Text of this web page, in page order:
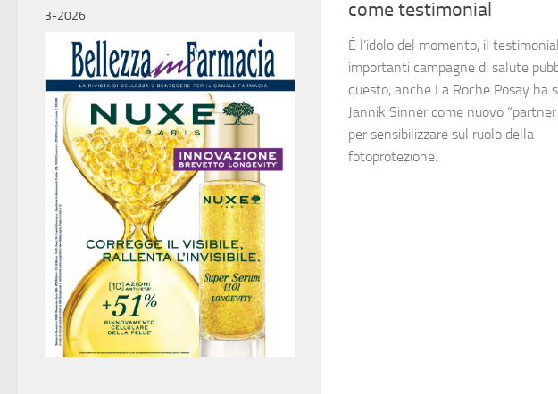
come testimonial
È l’idolo del momento, il
importanti campagne di salute
questo, anche La Roche Posay ha
Jannik Sinner come nuovo “partner
per sensibilizzare sul ruolo della
fotoprotezione.
3-2026